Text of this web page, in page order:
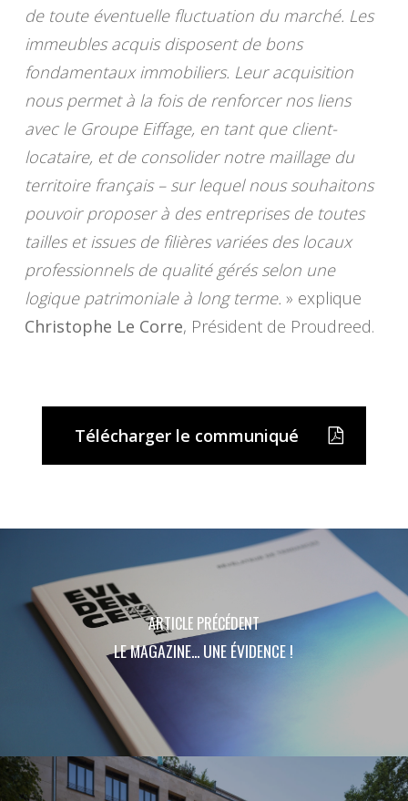
de toute éventuelle fluctuation du marché. Les
immeubles acquis disposent de bons
fondamentaux immobiliers. Leur acquisition
nous permet à la fois de renforcer nos liens
avec le Groupe Eiffage, en tant que client-
locataire, et de consolider notre maillage du
territoire français – sur lequel nous souhaitons
pouvoir proposer à des entreprises de toutes
tailles et issues de filières variées des locaux
professionnels de qualité gérés selon une
logique patrimoniale à long terme. » explique
Christophe Le Corre, Président de Proudreed.
Télécharger le communiqué
ARTICLE PRÉCÉDENT
LE MAGAZINE... UNE ÉVIDENCE !